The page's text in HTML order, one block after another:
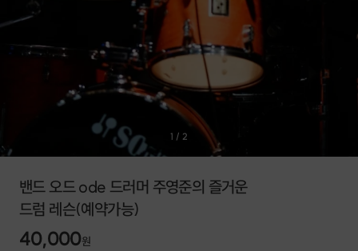
1 / 2
밴드 오드 ode 드러머 주영준의 즐거운
드럼 레슨(예약가능)
40,000원